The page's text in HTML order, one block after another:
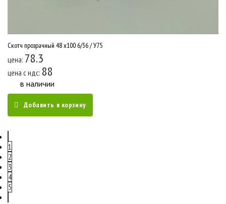
Скотч прозрачный 48 х100 6/36 / У75
цена: 78.3
цена c ндс: 88
в наличии
Добавить в корзину
1
2
3
4
5